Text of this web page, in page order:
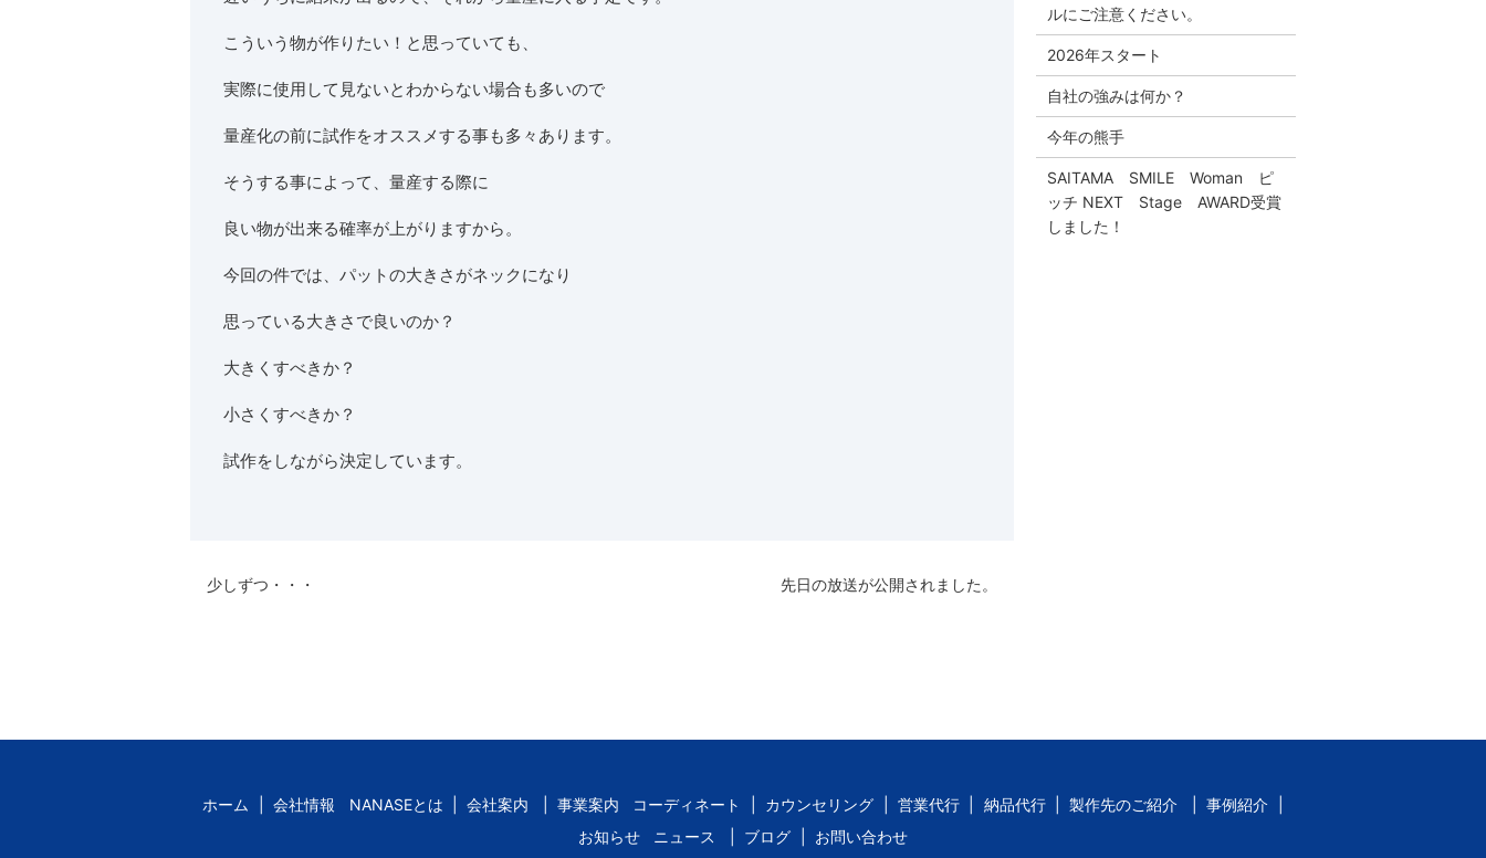
こういう物が作りたい！と思っていても、
実際に使用して見ないとわからない場合も多いので
量産化の前に試作をオススメする事も多々あります。
そうする事によって、量産する際に
良い物が出来る確率が上がりますから。
今回の件では、パットの大きさがネックになり
思っている大きさで良いのか？
大きくすべきか？
小さくすべきか？
試作をしながら決定しています。
少しずつ・・・ 先日の放送が公開されました。
ルにご注意ください。
2026年スタート
自社の強みは何か？
今年の熊手
SAITAMA SMILE Woman ピ
ッチ NEXT Stage AWARD受賞
しました！
ホーム 会社情報 NANASEとは 会社案内 事業案内 コーディネート カウンセリング 営業代行 納品代行 製作先のご紹介
事例紹介
お知らせ
ニュース ブログ お問い合わせ